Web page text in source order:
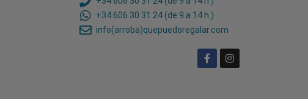
+34 606 30 31 24 (de 9 a 14 h.)
info(arroba)quepuedoregalar.com